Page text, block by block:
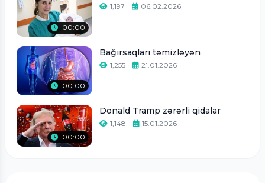
00:00
1,197 06.02.2026
00:00
Bağırsaqları təmizləyən
1,255 21.01.2026
00:00
Donald Tramp zərərli qidalar
1,148 15.01.2026